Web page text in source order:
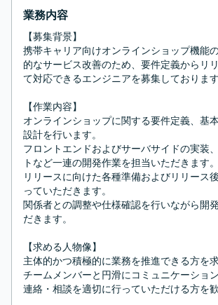
業務内容
【募集背景】
携帯キャリア向けオンラインショップ機能
的なサービス改善のため、要件定義からリ
て対応できるエンジニアを募集しております
【作業内容】
オンラインショップに関する要件定義、基
設計を行います。
フロントエンドおよびサーバサイドの実装
トなど一連の開発作業を担当いただきます。
リリースに向けた各種準備およびリリース
っていただきます。
関係者との調整や仕様確認を行いながら開
だきます。
【求める人物像】
主体的かつ積極的に業務を推進できる方を
チームメンバーと円滑にコミュニケーショ
連絡・相談を適切に行っていただける方を